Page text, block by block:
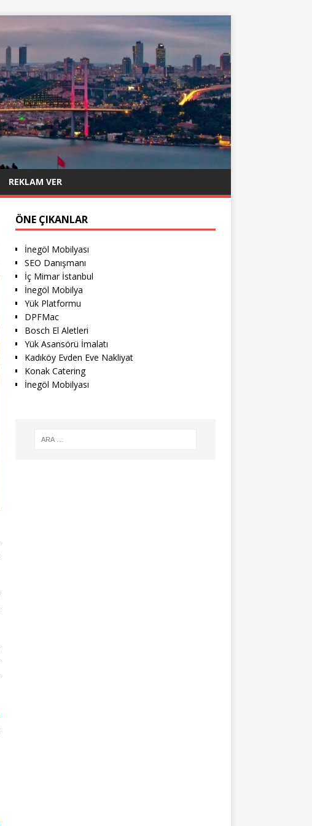
REKLAM VER
ÖNE ÇIKANLAR
İnegöl Mobilyası
SEO Danışmanı
İç Mimar İstanbul
İnegöl Mobilya
Yük Platformu
DPFMac
Bosch El Aletleri
Yük Asansörü İmalatı
Kadıköy Evden Eve Nakliyat
Konak Catering
İnegöl Mobilyası